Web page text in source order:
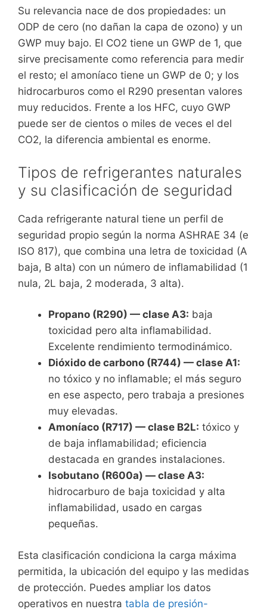
Su relevancia nace de dos propiedades: un
ODP de cero (no dañan la capa de ozono) y un
GWP muy bajo. El CO2 tiene un GWP de 1, que
sirve precisamente como referencia para medir
el resto; el amoníaco tiene un GWP de 0; y los
hidrocarburos como el R290 presentan valores
muy reducidos. Frente a los HFC, cuyo GWP
puede ser de cientos o miles de veces el del
CO2, la diferencia ambiental es enorme.
Tipos de refrigerantes naturales
y su clasificación de seguridad
Cada refrigerante natural tiene un perfil de
seguridad propio según la norma ASHRAE 34 (e
ISO 817), que combina una letra de toxicidad (A
baja, B alta) con un número de inflamabilidad (1
nula, 2L baja, 2 moderada, 3 alta).
Propano (R290) — clase A3: baja
toxicidad pero alta inflamabilidad.
Excelente rendimiento termodinámico.
Dióxido de carbono (R744) — clase A1:
no tóxico y no inflamable; el más seguro
en ese aspecto, pero trabaja a presiones
muy elevadas.
Amoníaco (R717) — clase B2L: tóxico y
de baja inflamabilidad; eficiencia
destacada en grandes instalaciones.
Isobutano (R600a) — clase A3:
hidrocarburo de baja toxicidad y alta
inflamabilidad, usado en cargas
pequeñas.
Esta clasificación condiciona la carga máxima
permitida, la ubicación del equipo y las medidas
de protección. Puedes ampliar los datos
operativos en nuestra tabla de presión-